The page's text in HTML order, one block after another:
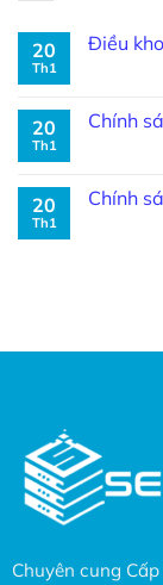
20
Th1
Điều
20
Th1
Chính
20
Th1
Chính
Chuyên cung